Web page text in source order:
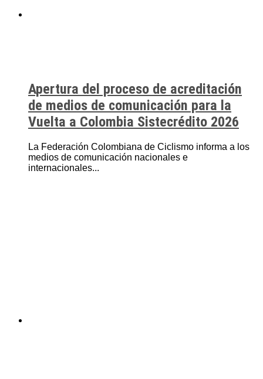
Apertura del proceso de acreditación
de medios de comunicación para la
Vuelta a Colombia Sistecrédito 2026
La Federación Colombiana de Ciclismo informa a los
medios de comunicación nacionales e
internacionales...